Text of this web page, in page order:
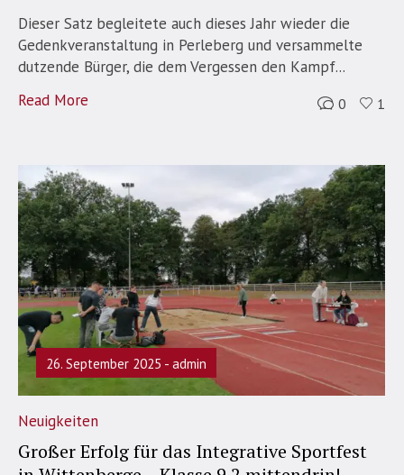
Dieser Satz begleitete auch dieses Jahr wieder die
Gedenkveranstaltung in Perleberg und versammelte
dutzende Bürger, die dem Vergessen den Kampf...
Read More
0 1
26. September 2025 admin
Neuigkeiten
Großer Erfolg für das Integrative Sportfest